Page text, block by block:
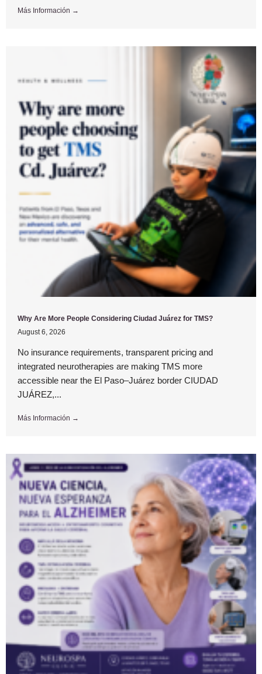
Más Información →
Why Are More People Considering Ciudad Juárez for TMS?
August 6, 2026
No insurance requirements, transparent pricing and
integrated neurotherapies are making TMS more
accessible near the El Paso–Juárez border CIUDAD
JUÁREZ,...
Más Información →